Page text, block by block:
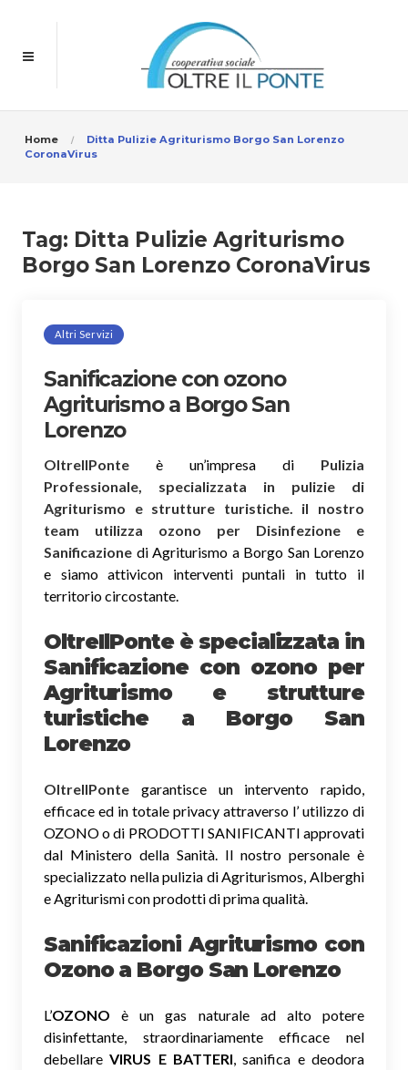
Home
Ditta Pulizie Agriturismo Borgo San Lorenzo
CoronaVirus
Tag: Ditta Pulizie Agriturismo
Borgo San Lorenzo CoronaVirus
Altri Servizi
Sanificazione con ozono
Agriturismo a Borgo San
Lorenzo
OltreIlPonte è un’impresa di Pulizia
Professionale, specializzata in pulizie di
Agriturismo e strutture turistiche. il nostro
team utilizza ozono per Disinfezione e
Sanificazione di Agriturismo a Borgo San Lorenzo
e siamo attivicon interventi puntali in tutto il
territorio circostante.
OltreIlPonte è specializzata in
Sanificazione con ozono per
Agriturismo e strutture
turistiche a Borgo San
Lorenzo
OltreIlPonte garantisce un intervento rapido,
efficace ed in totale privacy attraverso l’ utilizzo di
OZONO o di PRODOTTI SANIFICANTI approvati
dal Ministero della Sanità. Il nostro personale è
specializzato nella pulizia di Agriturismos, Alberghi
e Agriturismi con prodotti di prima qualità.
Sanificazioni Agriturismo con
Ozonoa Borgo San Lorenzo
L’OZONO è un gas naturale ad alto potere
disinfettante, straordinariamente efficace nel
debellareVIRUS E BATTERI, sanifica e deodora